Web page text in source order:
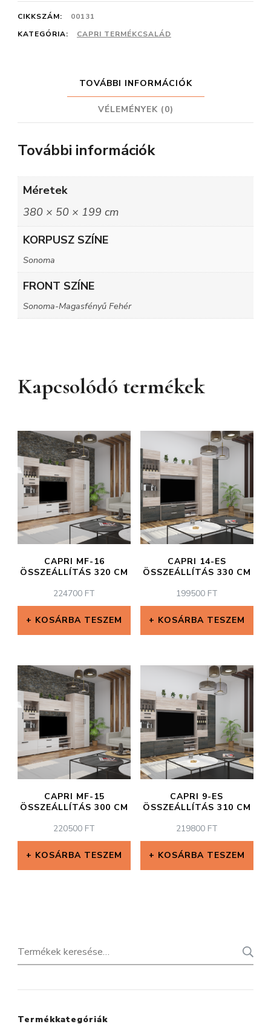
cm
mennyiség
CIKKSZÁM:
00131
KATEGÓRIA:
CAPRI TERMÉKCSALÁD
TOVÁBBI INFORMÁCIÓK
VÉLEMÉNYEK (0)
További információk
Méretek
380 × 50 × 199 cm
KORPUSZ SZÍNE
Sonoma
FRONT SZÍNE
Sonoma-Magasfényű Fehér
Kapcsolódó termékek
CAPRI MF-16
ÖSSZEÁLLÍTÁS 320 CM
224700 FT
KOSÁRBA TESZEM
CAPRI 14-ES
ÖSSZEÁLLÍTÁS 330 CM
199500 FT
KOSÁRBA TESZEM
CAPRI MF-15
ÖSSZEÁLLÍTÁS 300 CM
220500 FT
KOSÁRBA TESZEM
CAPRI 9-ES
ÖSSZEÁLLÍTÁS 310 CM
219800 FT
KOSÁRBA TESZEM
Keresés
a
következőre:
Termékkategóriák